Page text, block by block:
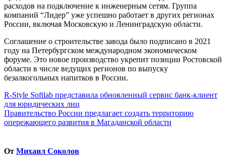
расходов на подключение к инженерным сетям. Группа
компаний “Лидер” уже успешно работает в других регионах
России, включая Московскую и Ленинградскую области.
Соглашение о строительстве завода было подписано в 2021
году на Петербургском международном экономическом
форуме. Это новое производство укрепит позиции Ростовской
области в числе ведущих регионов по выпуску
безалкогольных напитков в России.
Навигация
по
записям
R-Style Softlab представила обновленный сервис банк-клиент
для юридических лиц
Правительство России предлагает создать территорию
опережающего развития в Магаданской области
От Михаил Соколов